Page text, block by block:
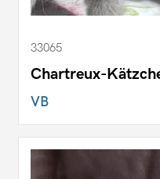
33065
Chartreux-
VB